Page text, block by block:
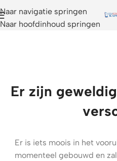
Naar navigatie springen
Naar hoofdinhoud springen
Er zijn
Er is iets moois in het
momenteel gebouwd en